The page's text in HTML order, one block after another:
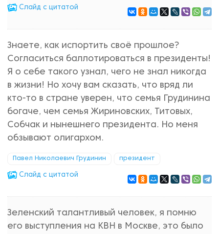
Cлайд с цитатой
Знаете, как испортить своё прошлое?
Согласиться баллотироваться в президенты!
Я о себе такого узнал, чего не знал никогда
в жизни! Но хочу вам сказать, что вряд ли
кто-то в стране уверен, что семья Грудинина
богаче, чем семья Жириновских, Титовых,
Собчак и нынешнего президента. Но меня
обзывают олигархом.
Павел Николаевич Грудинин президент
Cлайд с цитатой
Зеленский талантливый человек, я помню
его выступления на КВН в Москве, это было